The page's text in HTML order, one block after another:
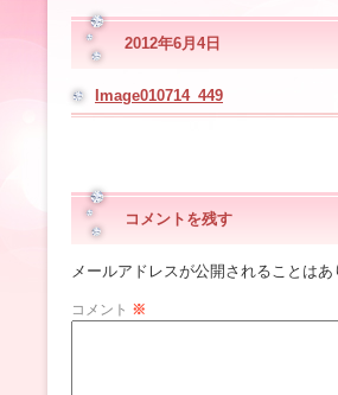
2012年6月4日
Image010714_449
コメントを残す
メールアドレスが公開されることはあ
コメント ※